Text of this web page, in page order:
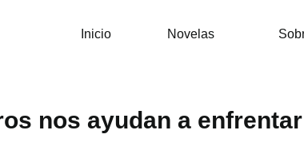
Inicio Novelas
nos ayudan a